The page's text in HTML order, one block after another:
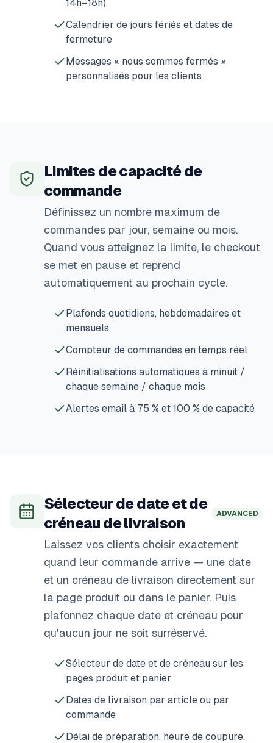
14h–18h)
Calendrier de jours fériés et dates de
fermeture
Messages « nous sommes fermés »
personnalisés pour les clients
Limites de capacité de
commande
Définissez un nombre maximum de
commandes par jour, semaine ou mois.
Quand vous atteignez la limite, le checkout
se met en pause et reprend
automatiquement au prochain cycle.
Plafonds quotidiens, hebdomadaires et
mensuels
Compteur de commandes en temps réel
Réinitialisations automatiques à minuit /
chaque semaine / chaque mois
Alertes email à 75 % et 100 % de capacité
Sélecteur de date et de
créneau de livraison
ADVANCED
Laissez vos clients choisir exactement
quand leur commande arrive — une date
et un créneau de livraison directement sur
la page produit ou dans le panier. Puis
plafonnez chaque date et créneau pour
qu'aucun jour ne soit surréservé.
Sélecteur de date et de créneau sur les
pages produit et panier
Dates de livraison par article ou par
commande
Délai de préparation, heure de coupure,